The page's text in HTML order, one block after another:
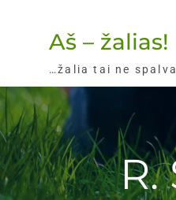
Aš – žalias!
…žalia tai ne